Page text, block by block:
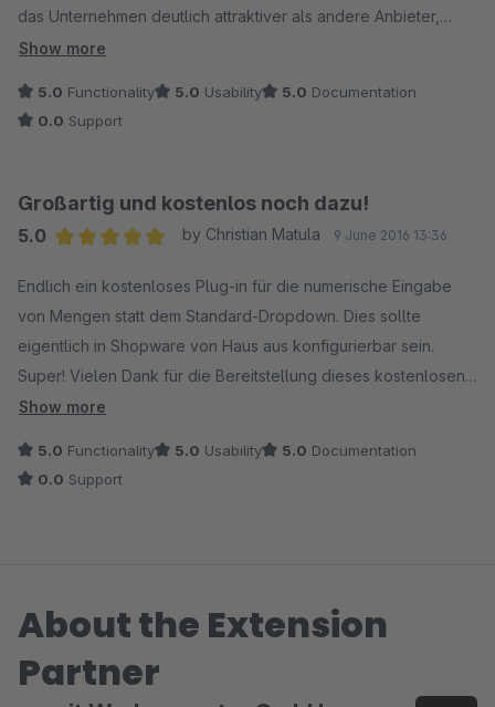
das Unternehmen deutlich attraktiver als andere Anbieter,
auch wenn es nicht die schnelle Münze bringt.
Es wäre genial, wenn dieses Plugin noch für die neuen
Shopware Versionen freigegeben werden könnte. Ansonsten
Show more
5.0 Functionality 5.0 Usability 5.0 Documentation
0.0 Support
Großartig und kostenlos noch dazu!
5.0
by Christian Matula 9 June 2016 13:36
Endlich ein kostenloses Plug-in für die numerische Eingabe
von Mengen statt dem Standard-Dropdown. Dies sollte
eigentlich in Shopware von Haus aus konfigurierbar sein.
Super! Vielen Dank für die Bereitstellung dieses kostenlosen
Plug-in!
Show more
5.0 Functionality 5.0 Usability 5.0 Documentation
0.0 Support
About the Extension
Partner